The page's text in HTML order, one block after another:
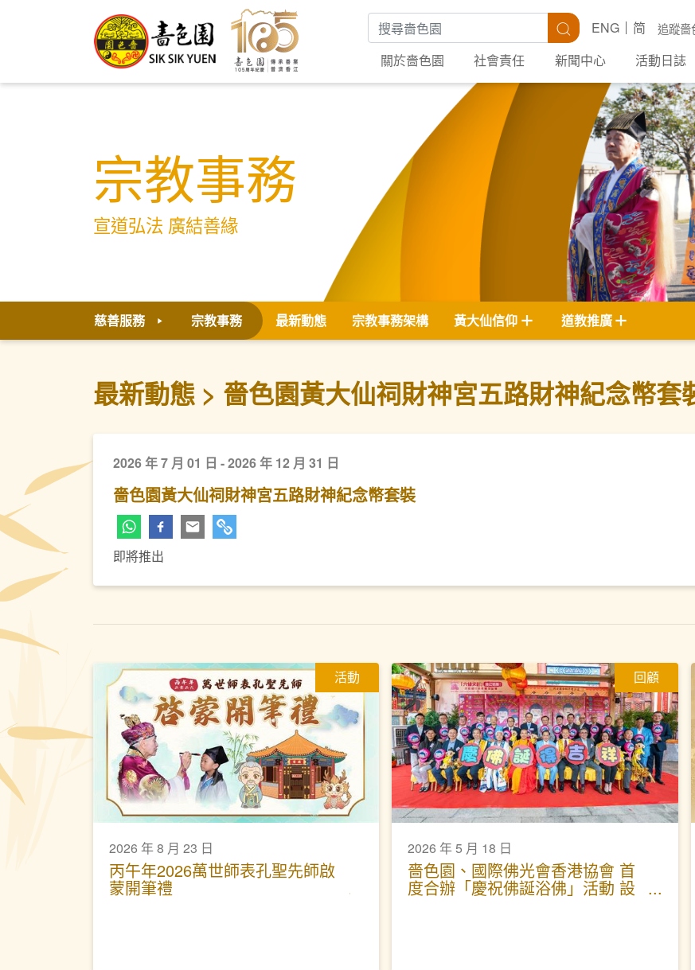
搜尋關鍵字 搜尋 追蹤嗇
ENG
简
關於嗇色園
社會責任 新聞中心 活動日誌
宗教事務
宣道弘法 廣結善緣
慈善服務 宗教事務 最新動態 宗教事務架構 黃大仙信仰 道教推廣
最新動態 嗇色園黃大仙祠財神宮五路財神紀念幣套
2026 年 7 月 01 日 - 2026 年 12 月 31 日
嗇色園黃大仙祠財神宮五路財神紀念幣套裝
即將推出
活動
2026 年 8 月 23 日
丙午年2026萬世師表孔聖先師啟
蒙開筆禮
回顧
2026 年 5 月 18 日
嗇色園、國際佛光會香港協會 首
度合辦「慶祝佛誕浴佛」活動 設